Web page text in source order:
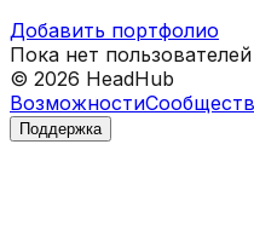
Добавить портфолио
Пока нет
© 2026 HeadHub
Возможности
Поддержка